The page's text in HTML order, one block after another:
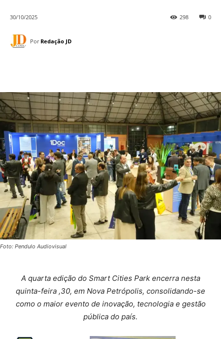
30/10/2025 0
298
Por Redação JD
Foto: Pendulo Audiovisual
A quarta edição do Smart Cities Park encerra nesta
quinta-feira ,30, em Nova Petrópolis, consolidando-se
como o maior evento de inovação, tecnologia e gestão
pública do país.